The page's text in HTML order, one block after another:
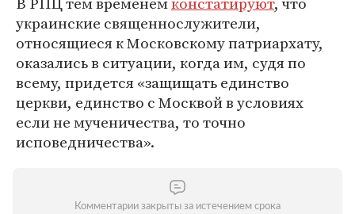
украинские священнослужители,
относящиеся к Московскому патриархату,
оказались в ситуации, когда им, судя по
всему, придется «защищать единство
церкви, единство с Москвой в условиях
если не мученичества, то точно
исповедничества».
Комментарии закрыты за истечением срока